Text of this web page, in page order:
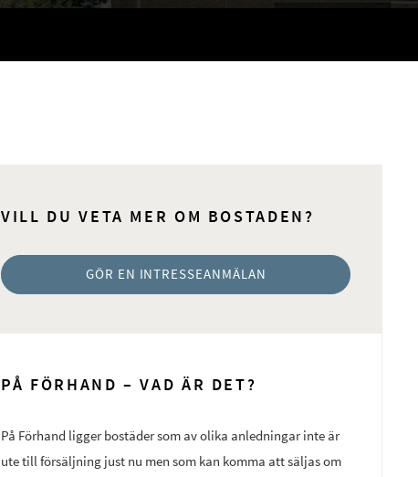
VILL DU VETA MER OM BOSTADEN?
GÖR EN INTRESSEANMÄLAN
PÅ FÖRHAND – VAD ÄR DET?
På Förhand ligger bostäder som av olika anledningar inte är
ute till försäljning just nu men som kan komma att säljas om